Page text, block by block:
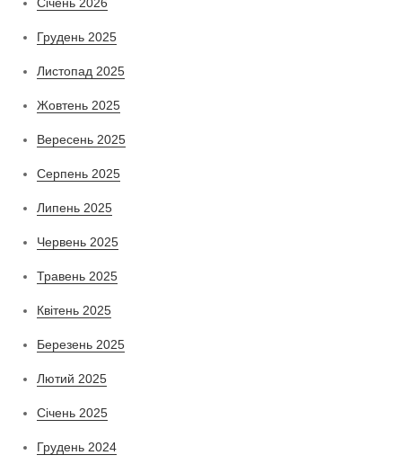
Грудень 2025
Листопад 2025
Жовтень 2025
Вересень 2025
Серпень 2025
Липень 2025
Червень 2025
Травень 2025
Квітень 2025
Березень 2025
Лютий 2025
Січень 2025
Грудень 2024